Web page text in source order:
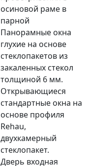
осиновой раме в
парной
Панорамные окна
глухие на основе
стеклопакетов из
закаленных стекол
толщиной 6 мм.
Открывающиеся
стандартные окна на
основе профиля
Rehau,
двухкамерный
стеклопакет.
Дверь входная